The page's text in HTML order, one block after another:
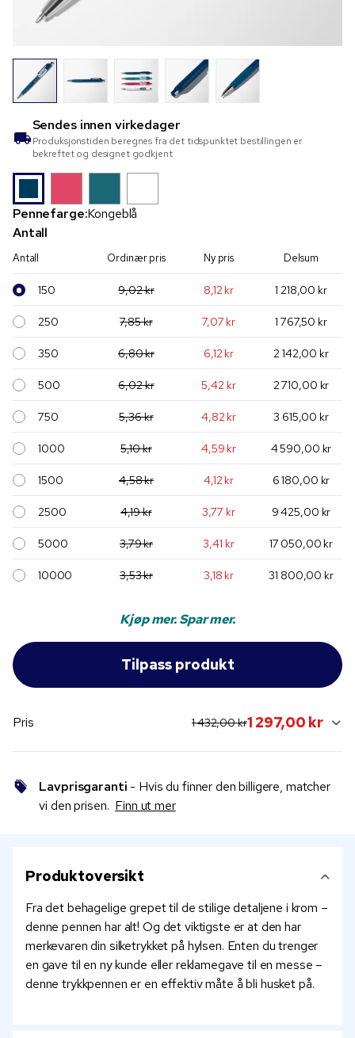
Sendes innen virkedager
Produksjonstiden beregnes fra det tidspunktet bestillingen er
bekreftet og designet godkjent
Pennefarge:Kongeblå
Antall
Antall Ordinær pris Ny pris Delsum
150 9,02 kr 8,12 kr 1 218,00 kr
250 7,85 kr 7,07 kr 1 767,50 kr
350 6,80 kr 6,12 kr 2 142,00 kr
500 6,02 kr 5,42 kr 2 710,00 kr
750 5,36 kr 4,82 kr 3 615,00 kr
1000 5,10 kr 4,59 kr 4 590,00 kr
1500 4,58 kr 4,12 kr 6 180,00 kr
2500 4,19 kr 3,77 kr 9 425,00 kr
5000 3,79 kr 3,41 kr 17 050,00 kr
10000 3,53 kr 3,18 kr 31 800,00 kr
Kjøp mer. Spar mer.
Pris original price:
1 432,00 krcurrent sale price:
1 297,00 kr
Lavprisgaranti - Hvis du finner den billigere, matcher
vi den prisen. Finn ut mer
Produktoversikt
Fra det behagelige grepet til de stilige detaljene i krom –
denne pennen har alt! Og det viktigste er at den har
merkevaren din silketrykket på hylsen. Enten du trenger
en gave til en ny kunde eller reklamegave til en messe –
denne trykkpennen er en effektiv måte å bli husket på.